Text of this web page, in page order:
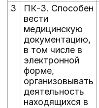
3
ПК-3. Способен
вести
медицинскую
документацию,
в том числе в
электронной
форме,
организовывать
деятельность
находящихся в